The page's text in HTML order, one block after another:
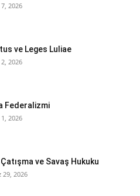
2026
ve Leges Luliae
2026
Federalizmi
2026
Çatışma ve Savaş Hukuku
29, 2026